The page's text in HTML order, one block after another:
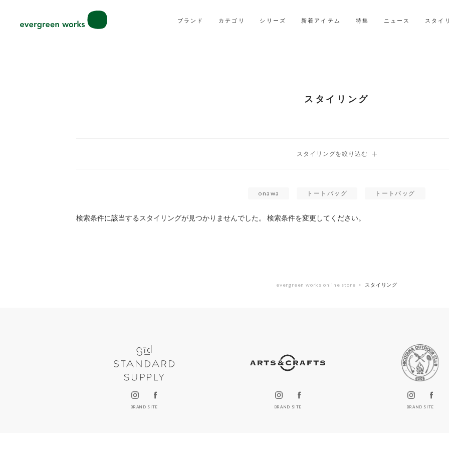
ブランド
カテゴリ シリーズ 新着アイテム 特集 ニュース スタイ
スタイリング
onawa トートバッグ トートバッグ
検索条件に該当するスタイリングが見つかりませんでした。 検索条件を変更してください。
evergreen works online store スタイリング
BRAND SITE BRAND SITE BRAND SITE